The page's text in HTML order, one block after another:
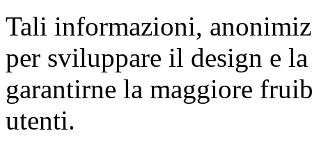
Tali informazioni,
per sviluppare il design e
garantirne la maggiore
utenti.